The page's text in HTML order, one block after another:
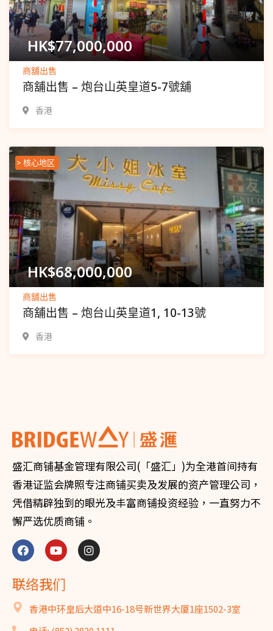
HK$77,000,000
商舖出售
商舖出售 – 炮台山英皇道5-7號舖
香港
> 核心地区
HK$68,000,000
商舖出售
商舖出售 – 炮台山英皇道1, 10-13號
Popular
香港
盛汇商铺基金管理有限公司(「盛汇」)为全港首间持有
香港证监会牌照专注商铺买卖及发展的资产管理公司，
凭借精辟独到的眼光及丰富商铺投资经验，一直努力不
懈严选优质商铺。
联络我们
香港中环皇后大道中16-18号新世界大厦1座1502-3室